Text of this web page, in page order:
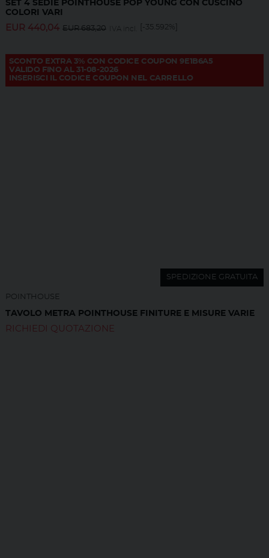
SET 4 SEDIE POINTHOUSE POP YOUNG CON CUSCINO
COLORI VARI
EUR 440,04 EUR683,20 IVA incl. [-35.592%]
SCONTO EXTRA 3% CON CODICE COUPON 9E1B6A5
VALIDO FINO AL 31-08-2026
INSERISCI IL CODICE COUPON NEL CARRELLO
SPEDIZIONE GRATUITA
POINTHOUSE
TAVOLO METRA POINTHOUSE FINITURE E MISURE VARIE
RICHIEDI QUOTAZIONE